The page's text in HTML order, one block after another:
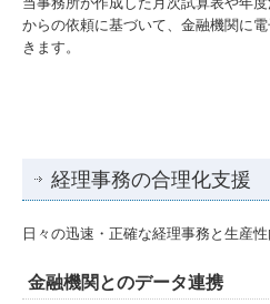
からの依頼に基づいて、金融機関に
きます。
経理事務の合理化支援
日々の迅速・正確な経理事務と生産性
金融機関とのデータ連携